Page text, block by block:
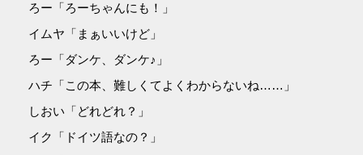
ろー「ろーちゃんにも！」
イムヤ「まぁいいけど」
ろー「ダンケ、ダンケ♪」
ハチ「この本、難しくてよくわからないね……」
しおい「どれどれ？」
イク「ドイツ語なの？」